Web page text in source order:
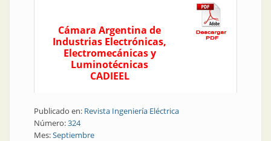
Cámara Argentina de
Industrias Electrónicas,
Electromecánicas y
Luminotécnicas
CADIEEL
Publicado en: Revista Ingeniería Eléctrica
Número:324
Mes:Septiembre